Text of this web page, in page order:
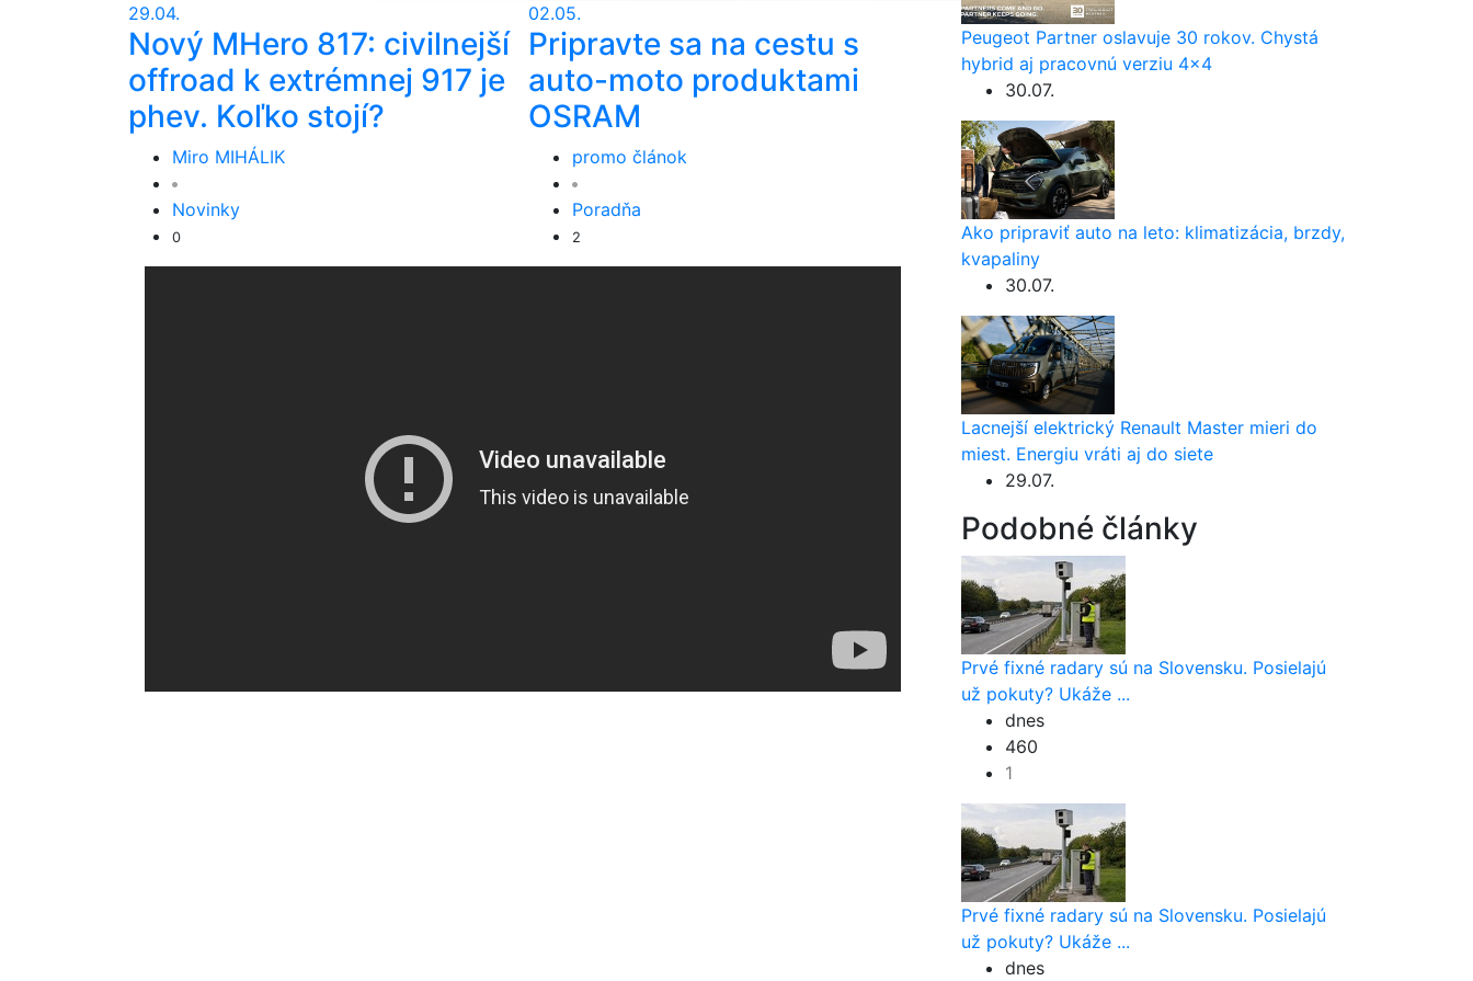
29.04.
Nový MHero 817: civilnejší
offroad k extrémnej 917 je
phev. Koľko stojí?
Miro MIHÁLIK
Novinky
0
02.05.
Pripravte sa na cestu s
auto-moto produktami
OSRAM
promo článok
Poradňa
2
Peugeot Partner oslavuje 30 rokov. Chystá
hybrid aj pracovnú verziu 4×4
30.07.
Ako pripraviť auto na leto: klimatizácia, brzdy,
kvapaliny
30.07.
Lacnejší elektrický Renault Master mieri do
miest. Energiu vráti aj do siete
29.07.
Podobné články
Prvé fixné radary sú na Slovensku. Posielajú
už pokuty? Ukáže ...
dnes
460
1
Prvé fixné radary sú na Slovensku. Posielajú
už pokuty? Ukáže ...
dnes